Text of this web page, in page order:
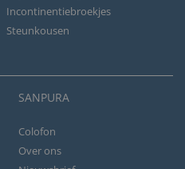
Incontinentiebroekjes
Steunkousen
SANPURA
Colofon
Over ons